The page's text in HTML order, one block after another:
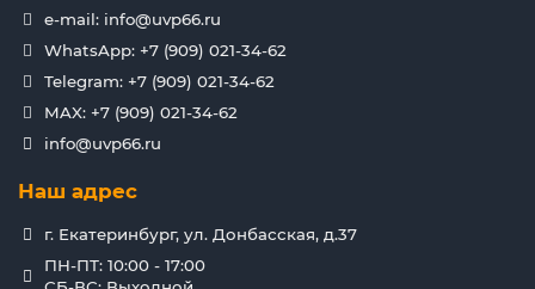
e-mail: info@uvp66.ru
WhatsApp: +7 (909) 021-34-62
Telegram: +7 (909) 021-34-62
MAX: +7 (909) 021-34-62
info@uvp66.ru
Наш адрес
г. Екатеринбург, ул. Донбасская, д.37
ПН-ПТ: 10:00 - 17:00